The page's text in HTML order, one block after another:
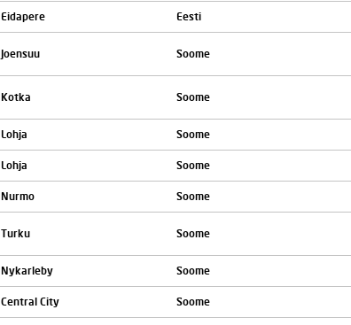
Eidapere Eesti
Joensuu Soome
Kotka Soome
Lohja Soome
Lohja Soome
Nurmo Soome
Turku Soome
Nykarleby Soome
Central City Soome